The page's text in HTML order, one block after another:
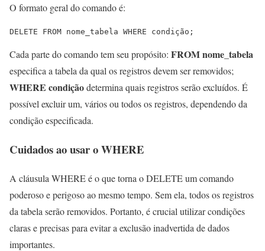
O formato geral do comando é:
DELETE FROM nome_tabela WHERE condição;
Cada parte do comando tem seu propósito: FROM nome_tabela
especifica a tabela da qual os registros devem ser removidos;
WHERE condiçãodetermina quais registros serão excluídos. É
possível excluir um, vários ou todos os registros, dependendo da
condição especificada.
Cuidados ao usar o WHERE
A cláusula WHERE é o que torna o DELETE um comando
poderoso e perigoso ao mesmo tempo. Sem ela, todos os registros
da tabela serão removidos. Portanto, é crucial utilizar condições
claras e precisas para evitar a exclusão inadvertida de dados
importantes.